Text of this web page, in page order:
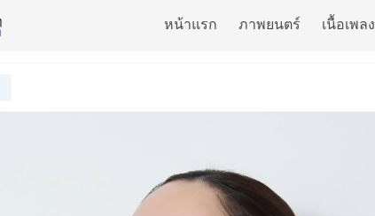
หน้าแรก ภาพยนตร์ เนื้อเพลง